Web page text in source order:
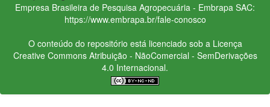
Empresa Brasileira de Pesquisa Agropecuária - Embrapa SAC:
https://www.embrapa.br/fale-conosco
O conteúdo do repositório está licenciado sob a Licença
Creative CommonsAtribuição - NãoComercial - SemDerivações
4.0 Internacional.